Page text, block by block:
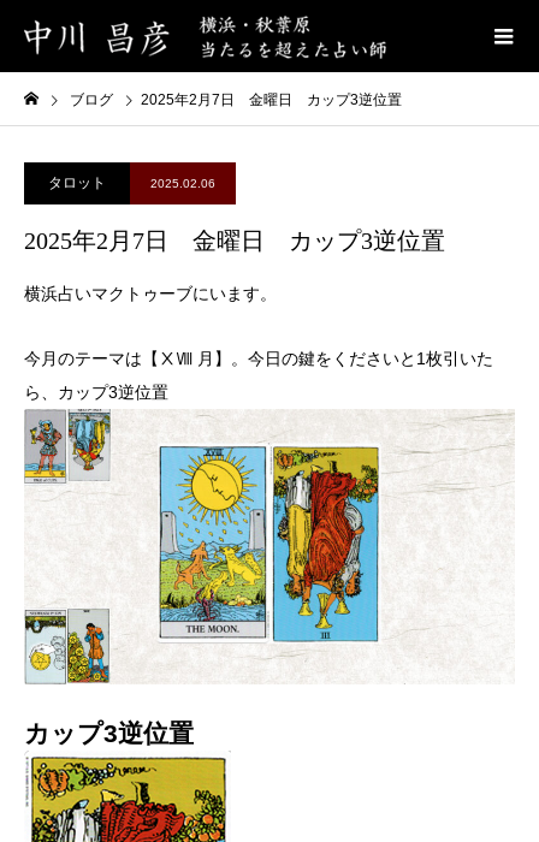
ブログ 2025年2月7日 金曜日 カップ3逆位置
タロット 2025.02.06
2025年2月7日 金曜日 カップ3逆位置
横浜占いマクトゥーブにいます。
今月のテーマは【ⅩⅧ 月】。今日の鍵をくださいと1枚引いた
ら、カップ3逆位置
カップ3逆位置